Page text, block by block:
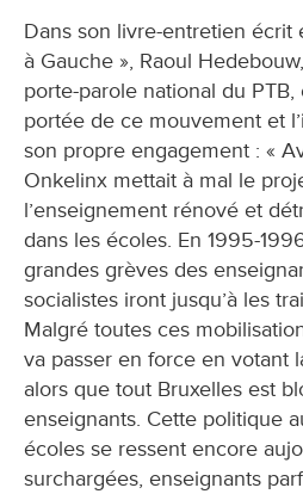
Dans son livre-entretien écrit
à Gauche », Raoul
porte-parole national du
portée de ce mouvement et
son propre engagement : «
Onkelinx mettait à mal le
l’enseignement rénové et
dans les écoles. En 1995-
grandes grèves des
socialistes iront jusqu’à les
Malgré toutes ces
va passer en force en votant
alors que tout Bruxelles est
enseignants. Cette politique
écoles se ressent encore
surchargées, enseignants